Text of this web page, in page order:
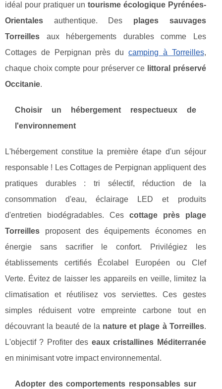
idéal pour pratiquer untourisme écologique Pyrénées-
Orientales authentique. Des plages sauvages
Torreilles aux hébergements durables comme Les
Cottages de Perpignan près du camping à Torreilles,
chaque choix compte pour préserver ce littoral préservé
Occitanie.
Choisir un hébergement respectueux de
l'environnement
L'hébergement constitue la première étape d'un séjour
responsable ! Les Cottages de Perpignan appliquent des
pratiques durables : tri sélectif, réduction de la
consommation d'eau, éclairage LED et produits
d'entretien biodégradables. Ces cottage près plage
Torreilles proposent des équipements économes en
énergie sans sacrifier le confort. Privilégiez les
établissements certifiés Écolabel Européen ou Clef
Verte. Évitez de laisser les appareils en veille, limitez la
climatisation et réutilisez vos serviettes. Ces gestes
simples réduisent votre empreinte carbone tout en
découvrant la beauté de la nature et plage à Torreilles.
L'objectif ? Profiter des eaux cristallines Méditerranée
en minimisant votre impact environnemental.
Adopter des comportements responsables sur